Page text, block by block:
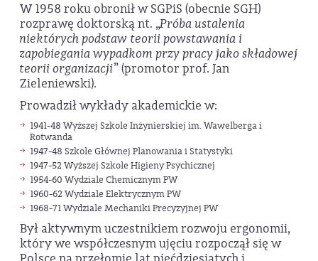
W 1958 roku obronił w SGPiS (obecnie SGH)
rozprawę doktorską nt. „Próba ustalenia
niektórych podstaw teorii powstawania i
zapobiegania wypadkom przy pracy jako składowej
teorii organizacji” (promotor prof. Jan
Zieleniewski).
Prowadził wykłady akademickie w:
1941-48 Wyższej Szkole Inżynierskiej im. Wawelberga i
Rotwanda
1947-48 Szkole Głównej Planowania i Statystyki
1947-52 Wyższej Szkole Higieny Psychicznej
1954-60 Wydziale Chemicznym PW
1960-62 Wydziale Elektrycznym PW
1968-71 Wydziale Mechaniki Precyzyjnej PW
Był aktywnym uczestnikiem rozwoju ergonomii,
który we współczesnym ujęciu rozpoczął się w